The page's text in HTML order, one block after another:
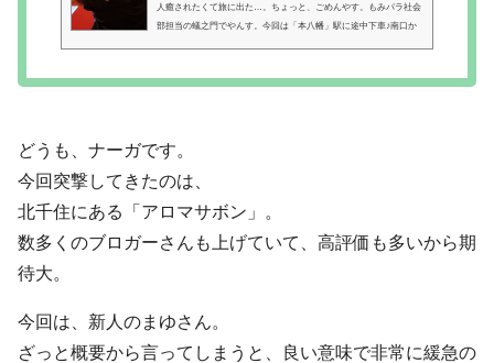
人癒されたくて旅に出た…。ちょっと、ごめんやす。もみパラ社会
部担当の蟻之門でやんす。今回は「本八幡」駅に途中下車♪南口か
どうも、ナーガです。
今回突撃してきたのは、
北千住にある「 アロマサボン 」。
数多くのブロガーさんも上げていて、高評価も多いから期
待大。
今回は、新人のまゆさん。
ざっと概要から言ってしまうと、良い意味で非常に緩急の